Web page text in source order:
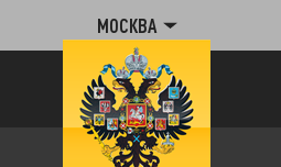
МОСКВА